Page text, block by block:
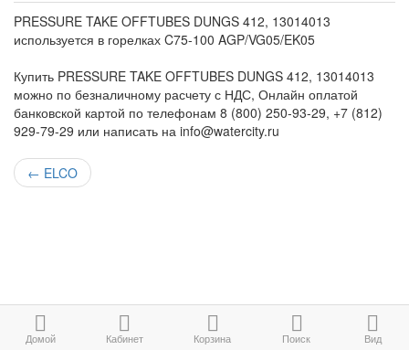
PRESSURE TAKE OFFTUBES DUNGS 412, 13014013
используется в горелках C75-100 AGP/VG05/EK05
Купить PRESSURE TAKE OFFTUBES DUNGS 412, 13014013
можно по безналичному расчету с НДС, Онлайн оплатой
банковской картой по телефонам 8 (800) 250-93-29, +7 (812)
929-79-29 или написать на info@watercity.ru
← ELCO
Домой Кабинет Корзина Поиск Вид